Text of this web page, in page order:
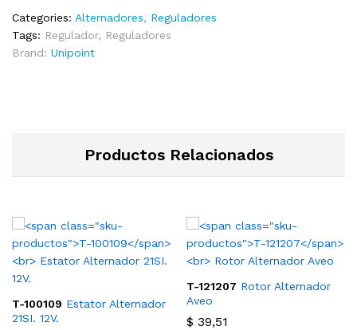
Categories: Alternadores, Reguladores
Tags: Regulador, Reguladores
Brand: Unipoint
Productos Relacionados
T-100109 Estator Alternador
21SI. 12V.
T-121207 Rotor Alternador
Aveo
$ 39,51